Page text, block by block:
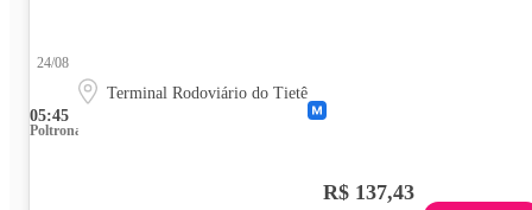
05:45
24/08
Terminal Rodoviário do Tietê
Poltrona
R$ 137,43